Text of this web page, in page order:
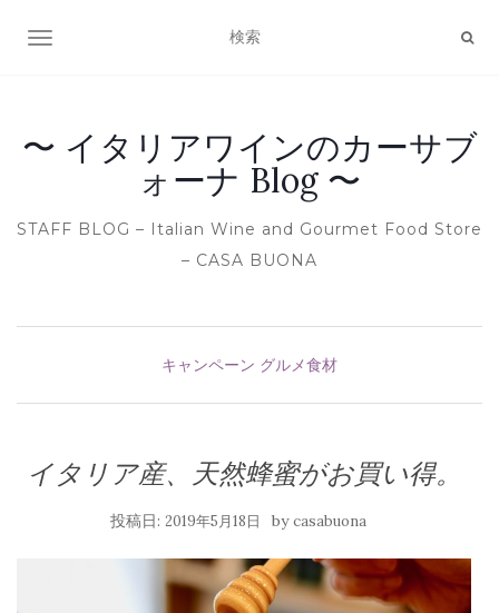
ナビゲーション切り替え
〜 イタリアワインのカーサブ
ォーナ Blog 〜
STAFF BLOG – Italian Wine and Gourmet Food Store
– CASA BUONA
キャンペーン グルメ食材
イタリア産、天然蜂蜜がお買い得。
投稿日: 2019年5月18日 bycasabuona